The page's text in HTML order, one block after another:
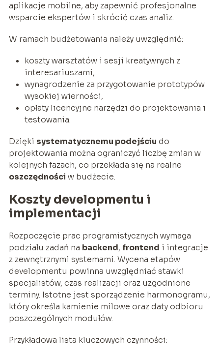
aplikacje mobilne, aby zapewnić profesjonalne
wsparcie ekspertów i skrócić czas analiz.
W ramach budżetowania należy uwzględnić:
koszty warsztatów i sesji kreatywnych z
interesariuszami,
wynagrodzenie za przygotowanie prototypów
wysokiej wierności,
opłaty licencyjne narzędzi do projektowania i
testowania.
Dzięki systematycznemu podejściu do
projektowania można ograniczyć liczbę zmian w
kolejnych fazach, co przekłada się na realne
oszczędności w budżecie.
Koszty developmentu i
implementacji
Rozpoczęcie prac programistycznych wymaga
podziału zadań na backend, frontend i integracje
z zewnętrznymi systemami. Wycena etapów
developmentu powinna uwzględniać stawki
specjalistów, czas realizacji oraz uzgodnione
terminy. Istotne jest sporządzenie harmonogramu,
który określa kamienie milowe oraz daty odbioru
poszczególnych modułów.
Przykładowa lista kluczowych czynności: